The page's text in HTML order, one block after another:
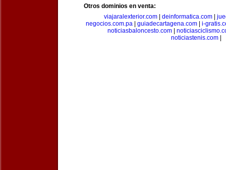
Otros dominios en venta:
viajaralexterior.com| deinformatica.com|
negocios.com.pa| guiadecartagena.com| i-
noticiasbaloncesto.com
noticiastenis.com